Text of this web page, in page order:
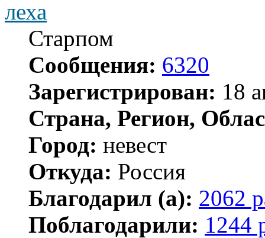
леха
Старпом
Сообщения: 6320
Зарегистрирован: 18
Страна, Регион,
Город: невест
Откуда: Россия
Благодарил (а): 2062
Поблагодарили: 1244